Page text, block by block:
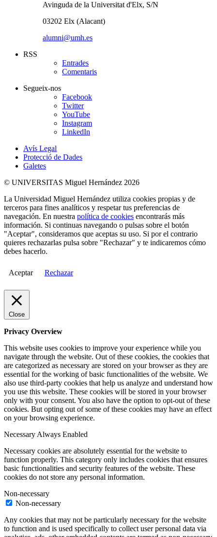
Avinguda de la Universitat d'Elx, S/N
03202 Elx (Alacant)
alumni@umh.es
RSS
Entrades
Comentaris
Segueix-nos
Facebook
Twitter
YouTube
Instagram
LinkedIn
Avís Legal
Protecció de Dades
Galetes
© UNIVERSITAS Miguel Hernández 2026
La Universidad Miguel Hernández utiliza cookies propias y de
terceros para fines analíticos y respetar tus preferencias de
navegación. En nuestra política de cookies encontrarás más
información. Si continuas navegando o pulsas sobre el botón
"Aceptar", consideramos que aceptas su uso. Si por el contrario
quieres rechazarlas pulsa sobre "Rechazar" y te indicaremos cómo
debes hacerlo.
Aceptar Rechazar
Close
Privacy Overview
This website uses cookies to improve your experience while you
navigate through the website. Out of these cookies, the cookies that
are categorized as necessary are stored on your browser as they are
essential for the working of basic functionalities of the website. We
also use third-party cookies that help us analyze and understand how
you use this website. These cookies will be stored in your browser
only with your consent. You also have the option to opt-out of these
cookies. But opting out of some of these cookies may have an effect
on your browsing experience.
NecessaryAlways Enabled
Necessary cookies are absolutely essential for the website to
function properly. This category only includes cookies that ensures
basic functionalities and security features of the website. These
cookies do not store any personal information.
Non-necessary
Non-necessary
Any cookies that may not be particularly necessary for the website
to function and is used specifically to collect user personal data via